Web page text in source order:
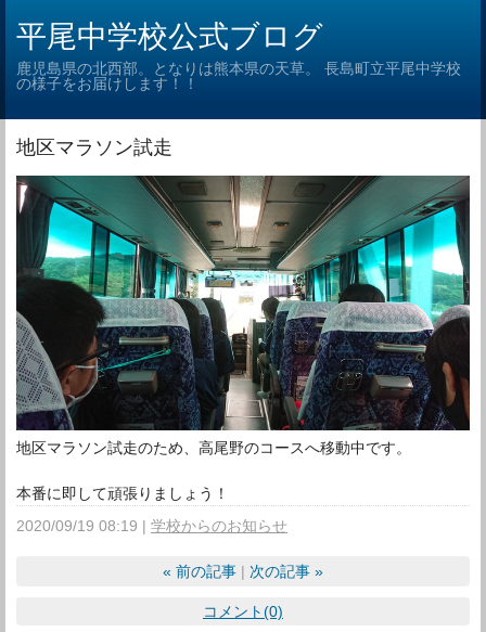
平尾中学校公式ブログ
鹿児島県の北西部。となりは熊本県の天草。 長島町立平尾中学校
の様子をお届けします！！
地区マラソン試走
地区マラソン試走のため、高尾野のコースへ移動中です。
本番に即して頑張りましょう！
2020/09/19 08:19
学校からのお知らせ
« 前の記事 次の記事 »
コメント(0)